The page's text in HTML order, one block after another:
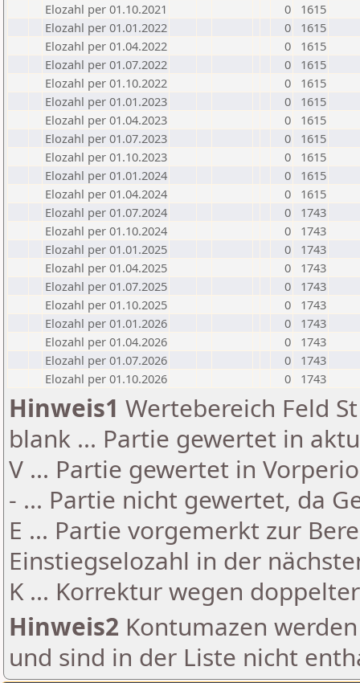
Elozahl per 01.10.2021
0
1615
Elozahl per 01.01.2022
0
1615
Elozahl per 01.04.2022
0
1615
Elozahl per 01.07.2022
0
1615
Elozahl per 01.10.2022
0
1615
Elozahl per 01.01.2023
0
1615
Elozahl per 01.04.2023
0
1615
Elozahl per 01.07.2023
0
1615
Elozahl per 01.10.2023
0
1615
Elozahl per 01.01.2024
0
1615
Elozahl per 01.04.2024
0
1615
Elozahl per 01.07.2024
0
1743
Elozahl per 01.10.2024
0
1743
Elozahl per 01.01.2025
0
1743
Elozahl per 01.04.2025
0
1743
Elozahl per 01.07.2025
0
1743
Elozahl per 01.10.2025
0
1743
Elozahl per 01.01.2026
0
1743
Elozahl per 01.04.2026
0
1743
Elozahl per 01.07.2026
0
1743
Elozahl per 01.10.2026
0 1743
Hinweis1 Wertebereich Feld
blank ... Partie gewertet in
V ... Partie gewertet in
- ... Partie nicht gewertet, da
E ... Partie vorgemerkt zur
Einstiegselozahl in der
K ... Korrektur wegen
Hinweis2 Kontumazen
und sind in der Liste nicht